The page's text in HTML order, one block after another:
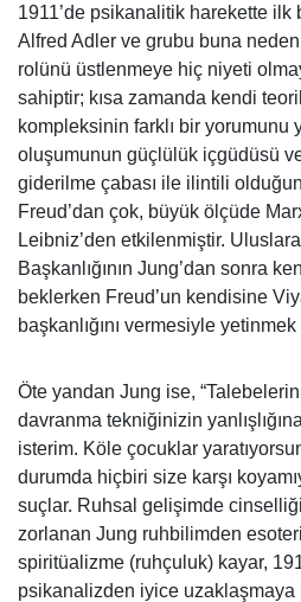
1911’de psikanalitik harekette
Alfred Adler ve grubu buna neden
rolünü üstlenmeye hiç niyeti
sahiptir; kısa zamanda kendi
kompleksinin farklı bir yorumunu
oluşumunun güçlülük içgüdüsü
giderilme çabası ile ilintili
Freud’dan çok, büyük ölçüde
Leibniz’den etkilenmiştir.
Başkanlığının Jung’dan sonra
beklerken Freud’un kendisine
başkanlığını vermesiyle
Öte yandan Jung ise,
davranma tekniğinizin
isterim. Köle çocuklar
durumda hiçbiri size karşı
suçlar. Ruhsal gelişimde
zorlanan Jung ruhbilimden
spiritüalizme (ruhçuluk) kayar,
psikanalizden iyice uzaklaşmaya